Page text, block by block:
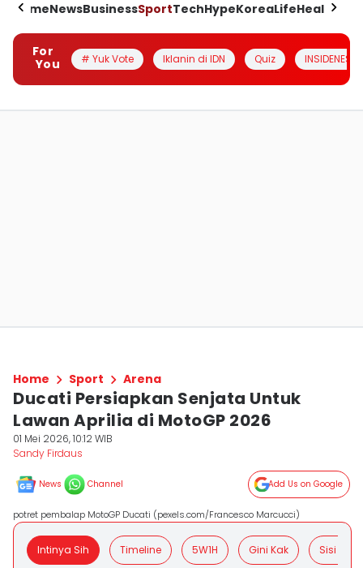
HomeNewsBusinessSportTechHypeKoreaLifeHealth
For
You
# Yuk Vote Iklanin di IDN Quiz INSIDENESIA
Home Sport Arena
Ducati Persiapkan Senjata Untuk
Lawan Aprilia di MotoGP 2026
01 Mei 2026, 10:12 WIB
Sandy Firdaus
News Channel Add Us on Google
potret pembalap MotoGP Ducati (pexels.com/Francesco Marcucci)
Intinya Sih Timeline 5W1H Gini Kak Sisi